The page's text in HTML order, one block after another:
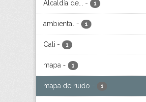
Alcaldía de... - 1
ambiental - 1
Cali - 1
mapa - 1
mapa de ruido - 1